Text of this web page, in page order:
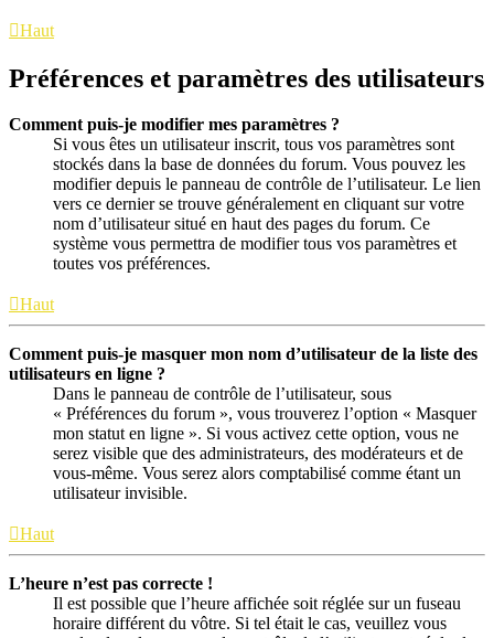
Haut
Préférences et paramètres des utilisateurs
Comment puis-je modifier mes paramètres ?
Si vous êtes un utilisateur inscrit, tous vos paramètres sont
stockés dans la base de données du forum. Vous pouvez les
modifier depuis le panneau de contrôle de l’utilisateur. Le lien
vers ce dernier se trouve généralement en cliquant sur votre
nom d’utilisateur situé en haut des pages du forum. Ce
système vous permettra de modifier tous vos paramètres et
toutes vos préférences.
Haut
Comment puis-je masquer mon nom d’utilisateur de la liste des
utilisateurs en ligne ?
Dans le panneau de contrôle de l’utilisateur, sous
« Préférences du forum », vous trouverez l’option « Masquer
mon statut en ligne ». Si vous activez cette option, vous ne
serez visible que des administrateurs, des modérateurs et de
vous-même. Vous serez alors comptabilisé comme étant un
utilisateur invisible.
Haut
L’heure n’est pas correcte !
Il est possible que l’heure affichée soit réglée sur un fuseau
horaire différent du vôtre. Si tel était le cas, veuillez vous